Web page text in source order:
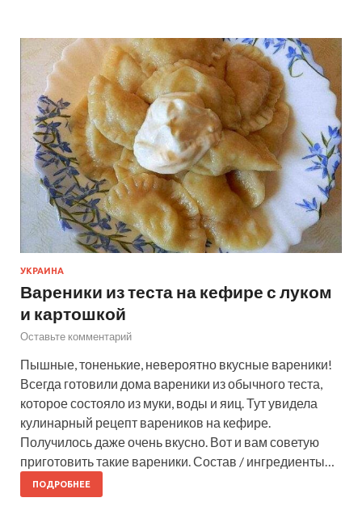
УКРАИНА
Вареники из теста на кефире с луком
и картошкой
Оставьте комментарий
Пышные, тоненькие, невероятно вкусные вареники!
Всегда готовили дома вареники из обычного теста,
которое состояло из муки, воды и яиц. Тут увидела
кулинарный рецепт вареников на кефире.
Получилось даже очень вкусно. Вот и вам советую
приготовить такие вареники. Состав / ингредиенты…
ПОДРОБНЕЕ